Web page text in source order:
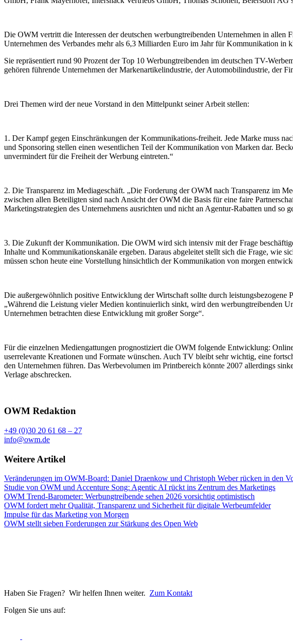
Die OWM vertritt die Interessen der deutschen werbungtreibenden Unternehmen in
Unternehmen des Verbandes mehr als 6,3 Milliarden Euro im Jahr für Kommunikation in
Sie repräsentiert rund 90 Prozent der Top 10 Werbungtreibenden im deutschen TV-
gehören führende Unternehmen der Markenartikelindustrie, der Automobilindustrie, der
Drei Themen wird der neue Vorstand in den Mittelpunkt seiner Arbeit stellen:
1. Der Kampf gegen Einschränkungen der Kommunikations-freiheit. Jede Marke muss
und Sponsoring stellen einen wesentlichen Teil der Kommunikation von Marken dar.
unvermindert für die Freiheit der Werbung eintreten.“
2. Die Transparenz im Mediageschäft. „Die Forderung der OWM nach Transparenz im
zwischen allen Beteiligten sind nach Ansicht der OWM die Basis für eine faire
Marketingstrategien des Unternehmens ausrichten und nicht an Agentur-Rabatten und so
3. Die Zukunft der Kommunikation. Die OWM wird sich intensiv mit der Frage
Inhalte und Kommunikationskanäle ergeben. Daraus abgeleitet stellt sich die Frage, wie
müssen schon heute eine Vorstellung hinsichtlich der Kommunikation von morgen
Die außergewöhnlich positive Entwicklung der Wirtschaft sollte durch
„Während die Leistung vieler Medien kontinuierlich sinkt, wird den werbungtreibenden
Unternehmen betrachten diese Entwicklung mit großer Sorge“.
Für die einzelnen Mediengattungen prognostiziert die OWM folgende Entwicklung:
userrelevante Kreationen und Formate wünschen. Auch TV bleibt sehr wichtig, eine
den Unternehmen führen. Das Werbevolumen im Printbereich könnte 2007 allerdings
Verlage abschrecken.
OWM Redaktion
+49 (0)30 20 61 68 – 27
info@owm.de
Weitere Artikel
Veränderungen im OWM-Board: Daniel Draenkow und Christoph Weber rücken in den
Studie von OWM und Accenture Song: Agentic AI rückt ins Zentrum des Marketings
OWM Trend-Barometer: Werbungtreibende sehen 2026 vorsichtig optimistisch
OWM fordert mehr Qualität, Transparenz und Sicherheit für digitale Werbeumfelder
Impulse für das Marketing von Morgen
OWM stellt sieben Forderungen zur Stärkung des Open Web
Haben Sie Fragen? Wir helfen Ihnen weiter. Zum Kontakt
Folgen Sie uns auf: